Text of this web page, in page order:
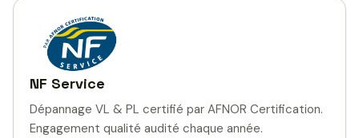
NF Service
Dépannage VL & PL certifié par AFNOR Certification.
Engagement qualité audité chaque année.